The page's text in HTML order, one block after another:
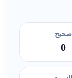
صحيح
0